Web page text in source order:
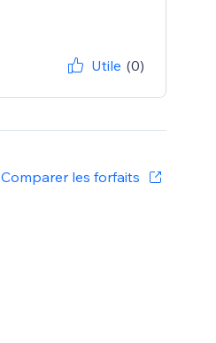
Utile (0)
Comparer les forfaits